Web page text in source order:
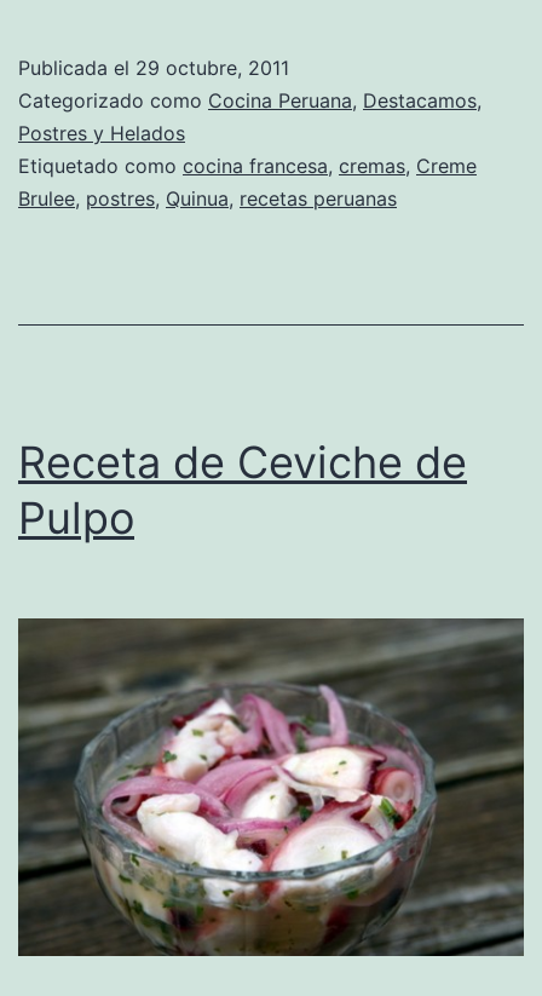
Publicada el 29 octubre, 2011
Categorizado como Cocina Peruana, Destacamos,
Postres y Helados
Etiquetado como cocina francesa, cremas, Creme
Brulee, postres, Quinua, recetas peruanas
Receta de Ceviche de
Pulpo